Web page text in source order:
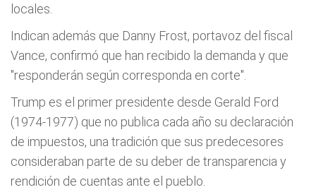
locales.
Indican además que Danny Frost, portavoz del fiscal
Vance, confirmó que han recibido la demanda y que
"responderán según corresponda en corte".
Trump es el primer presidente desde Gerald Ford
(1974-1977) que no publica cada año su declaración
de impuestos, una tradición que sus predecesores
consideraban parte de su deber de transparencia y
rendición de cuentas ante el pueblo.